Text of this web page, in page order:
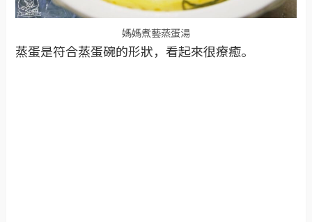
媽媽煮藝蒸蛋湯
蒸蛋是符合蒸蛋碗的形狀，看起來很療癒。